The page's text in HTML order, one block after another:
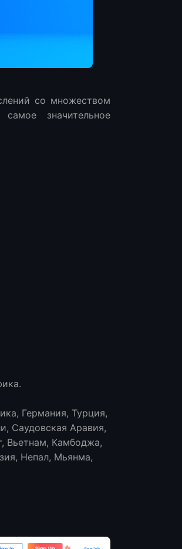
со множеством
значительное
Германия, Турция,
Саудовская Аравия,
Вьетнам, Камбоджа,
Непал, Мьянма,